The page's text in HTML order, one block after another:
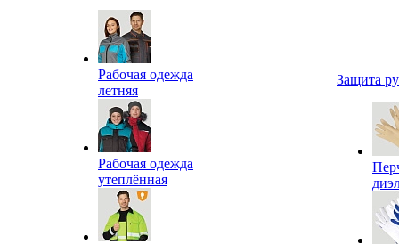
Рабочая одежда
летняя
Рабочая одежда
утеплённая
Защита